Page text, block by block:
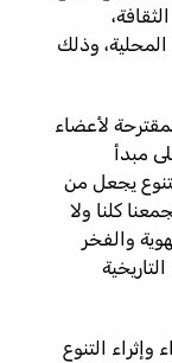
وذلك
لأعضاء
مبدأ
يجعل من
كلنا ولا
والفخر
التنوع